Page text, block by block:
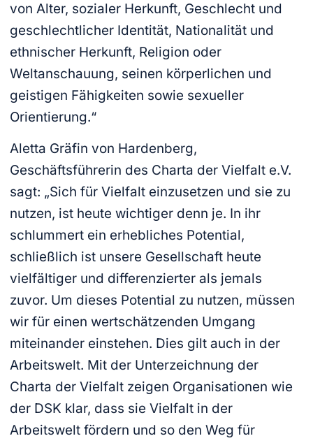
von Alter, sozialer Herkunft, Geschlecht und
geschlechtlicher Identität, Nationalität und
ethnischer Herkunft, Religion oder
Weltanschauung, seinen körperlichen und
geistigen Fähigkeiten sowie sexueller
Orientierung.“
Aletta Gräfin von Hardenberg,
Geschäftsführerin des Charta der Vielfalt e.V.
sagt: „Sich für Vielfalt einzusetzen und sie zu
nutzen, ist heute wichtiger denn je. In ihr
schlummert ein erhebliches Potential,
schließlich ist unsere Gesellschaft heute
vielfältiger und differenzierter als jemals
zuvor. Um dieses Potential zu nutzen, müssen
wir für einen wertschätzenden Umgang
miteinander einstehen. Dies gilt auch in der
Arbeitswelt. Mit der Unterzeichnung der
Charta der Vielfalt zeigen Organisationen wie
der DSK klar, dass sie Vielfalt in der
Arbeitswelt fördern und so den Weg für